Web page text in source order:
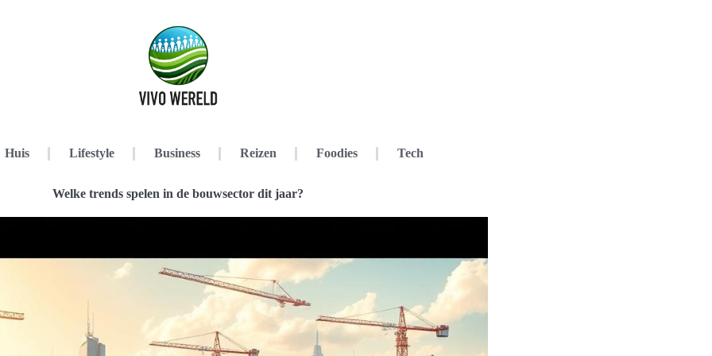
Huis Lifestyle Business Reizen Foodies Tech
Welke trends spelen in de bouwsector dit jaar?